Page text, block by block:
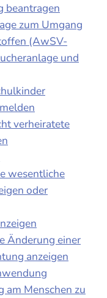
beantragen
zum Umgang
(AwSV-
und
verheiratete
wesentliche
oder
Änderung einer
anzeigen
am Menschen zu